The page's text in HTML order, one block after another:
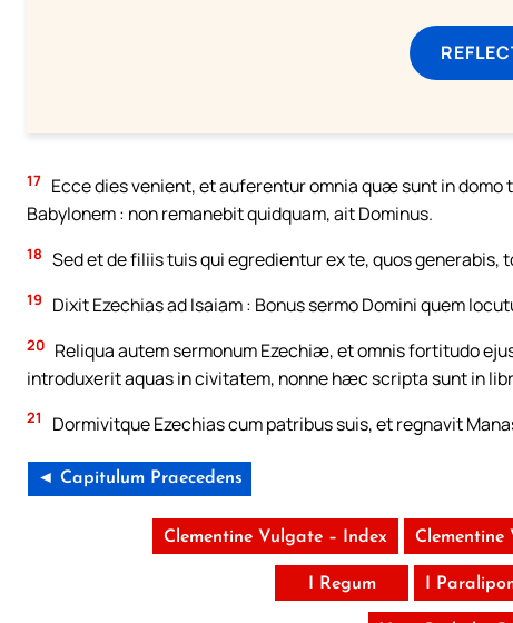
17 Ecce dies venient, et auferentur omnia quæ sunt in
Babylonem : non remanebit quidquam, ait Dominus.
18 Sed et de filiis tuis qui egredientur ex te, quos
19 Dixit Ezechias ad Isaiam : Bonus sermo Domini quem
20 Reliqua autem sermonum Ezechiæ, et omnis fortitudo
introduxerit aquas in civitatem, nonne hæc scripta sunt in
21 Dormivitque Ezechias cum patribus suis, et regnavit
◄ Capitulum Praecedens
Clementine Vulgate – Index Clementine
I Regum I